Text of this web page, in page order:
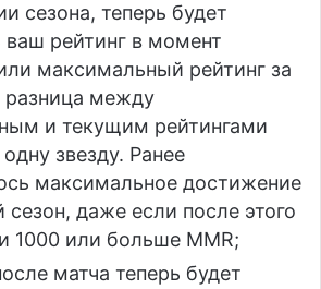
сезона, теперь будет
ваш рейтинг в момент
максимальный рейтинг за
разница между
и текущим рейтингами
звезду. Ранее
максимальное достижение
даже если после этого
1000 или больше MMR;
матча теперь будет